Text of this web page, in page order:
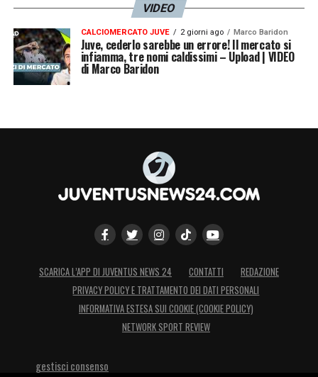
VIDEO
CALCIOMERCATO JUVE 2 giorni ago Marco Baridon
Juve, cederlo sarebbe un errore! Il mercato si
infiamma, tre nomi caldissimi – Upload | VIDEO
di Marco Baridon
SCARICA L’APP DI JUVENTUS NEWS 24 CONTATTI
REDAZIONE
PRIVACY POLICY E TRATTAMENTO DEI DATI PERSONALI
INFORMATIVA ESTESA SUI COOKIE (COOKIE POLICY)
NETWORK SPORT REVIEW
gestisci consenso